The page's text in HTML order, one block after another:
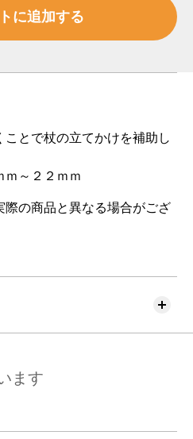
とで杖の立てかけを補助し
～２２ｍｍ
の商品と異なる場合がござ
ます